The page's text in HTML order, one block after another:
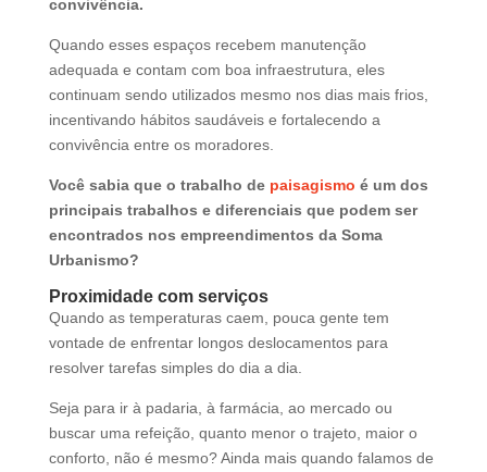
convivência.
Quando esses espaços recebem manutenção
adequada e contam com boa infraestrutura, eles
continuam sendo utilizados mesmo nos dias mais frios,
incentivando hábitos saudáveis e fortalecendo a
convivência entre os moradores.
Você sabia que o trabalho de paisagismo é um dos
principais trabalhos e diferenciais que podem ser
encontrados nos empreendimentos da Soma
Urbanismo?
Proximidade com serviços
Quando as temperaturas caem, pouca gente tem
vontade de enfrentar longos deslocamentos para
resolver tarefas simples do dia a dia.
Seja para ir à padaria, à farmácia, ao mercado ou
buscar uma refeição, quanto menor o trajeto, maior o
conforto, não é mesmo? Ainda mais quando falamos de